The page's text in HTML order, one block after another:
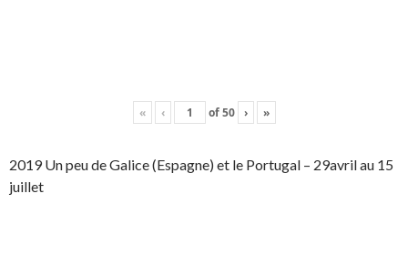
« ‹ of50 › »
2019 Un peu de Galice (Espagne) et le Portugal – 29avril au 15
juillet